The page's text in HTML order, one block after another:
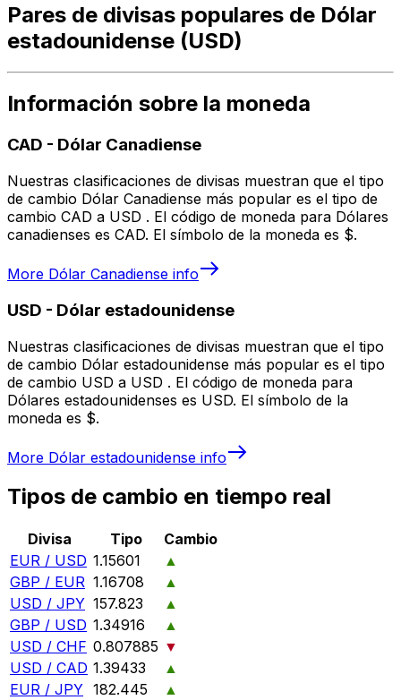
Pares de divisas populares de Dólar
estadounidense (USD)
Información sobre la moneda
CAD - Dólar Canadiense
Nuestras clasificaciones de divisas muestran que el tipo
de cambio Dólar Canadiense más popular es el tipo de
cambio CAD a USD . El código de moneda para Dólares
canadienses es CAD. El símbolo de la moneda es $.
More Dólar Canadiense info
USD - Dólar estadounidense
Nuestras clasificaciones de divisas muestran que el tipo
de cambio Dólar estadounidense más popular es el tipo
de cambio USD a USD . El código de moneda para
Dólares estadounidenses es USD. El símbolo de la
moneda es $.
More Dólar estadounidense info
Tipos de cambio en tiempo real
Divisa Tipo
Cambio
EUR / USD 1.15601
▲
GBP / EUR 1.16708
▲
USD / JPY 157.823
▲
GBP / USD 1.34916
▲
USD / CHF 0.807885 ▼
USD / CAD 1.39433
▲
EUR / JPY 182.445
▲